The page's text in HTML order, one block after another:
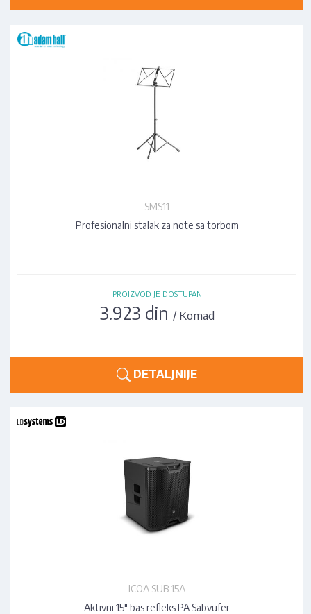
SMS11
Profesionalni stalak za note sa torbom
PROIZVOD JE DOSTUPAN
3.923 din / Komad
DETALJNIJE
ICOA SUB 15A
Aktivni 15" bas refleks PA Sabvufer